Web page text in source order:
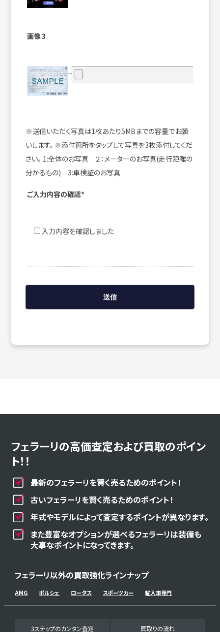
画像３
※送信いただく写真は1枚あたり5MBまでの容量でお願
いします。 ※添付箇所をタップして写真を3枚添付してくだ
さい。 1:全体のお写真 ２：メーターのお写真(走行距離の
分かるもの) 3:車検証のお写真
ご入力内容の確認*
入力内容を確認しました
フェラーリの高価査定および買取のポイン
ト！！
最新のフェラーリを賢く売るためのポイント！
古いフェラーリを賢く売るためのポイント！
年式やモデルによって査定するポイントが異なります。
また豊富なオプションが選べるフェラーリは装備も
大事なポイントになってきます。
フェラーリ以外の買取強化ラインナップ
AMG ポルシェ ロータス スポーツカー 輸入車専門
3ステップのカンタン査定 買取りの流れ